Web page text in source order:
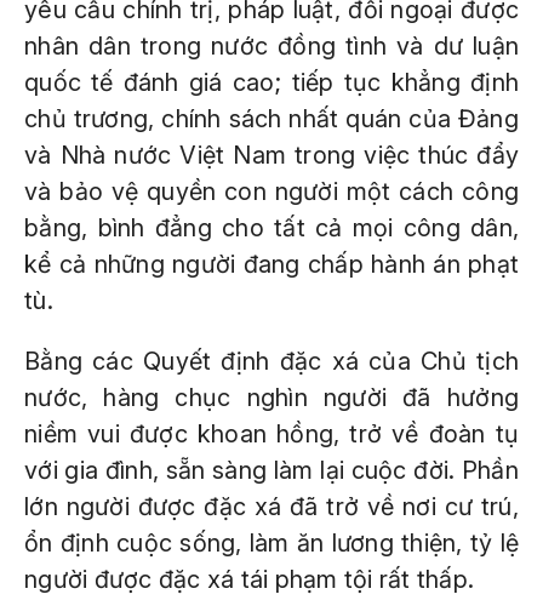
yêu cầu chính trị, pháp luật, đối ngoại được
nhân dân trong nước đồng tình và dư luận
quốc tế đánh giá cao; tiếp tục khẳng định
chủ trương, chính sách nhất quán của Đảng
và Nhà nước Việt Nam trong việc thúc đẩy
và bảo vệ quyền con người một cách công
bằng, bình đẳng cho tất cả mọi công dân,
kể cả những người đang chấp hành án phạt
tù.
Bằng các Quyết định đặc xá của Chủ tịch
nước, hàng chục nghìn người đã hưởng
niềm vui được khoan hồng, trở về đoàn tụ
với gia đình, sẵn sàng làm lại cuộc đời. Phần
lớn người được đặc xá đã trở về nơi cư trú,
ổn định cuộc sống, làm ăn lương thiện, tỷ lệ
người được đặc xá tái phạm tội rất thấp.